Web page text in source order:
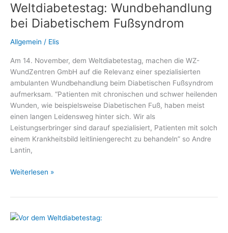
Weltdiabetestag: Wundbehandlung
bei Diabetischem Fußsyndrom
Allgemein / Elis
Am 14. November, dem Weltdiabetestag, machen die WZ-
WundZentren GmbH auf die Relevanz einer spezialisierten
ambulanten Wundbehandlung beim Diabetischen Fußsyndrom
aufmerksam. “Patienten mit chronischen und schwer heilenden
Wunden, wie beispielsweise Diabetischen Fuß, haben meist
einen langen Leidensweg hinter sich. Wir als
Leistungserbringer sind darauf spezialisiert, Patienten mit solch
einem Krankheitsbild leitliniengerecht zu behandeln” so Andre
Lantin,
Weltdiabetestag:
Fußsyndrom
Weiterlesen »